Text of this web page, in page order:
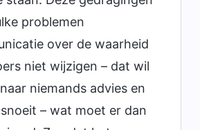
problemen
over de waarheid
niet wijzigen – dat wil
niemands advies en
– wat moet er dan